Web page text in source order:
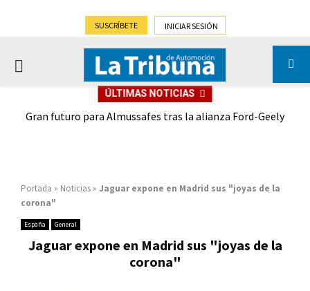
SUSCRÍBETE INICIAR SESIÓN
PRIMARY
ÚLTIMAS NOTICIAS
Gran futuro para Almussafes tras la alianza Ford-Geely
Portada » Noticias » Jaguar expone en Madrid sus "joyas de la
corona"
España General
Jaguar expone en Madrid sus "joyas de la
corona"